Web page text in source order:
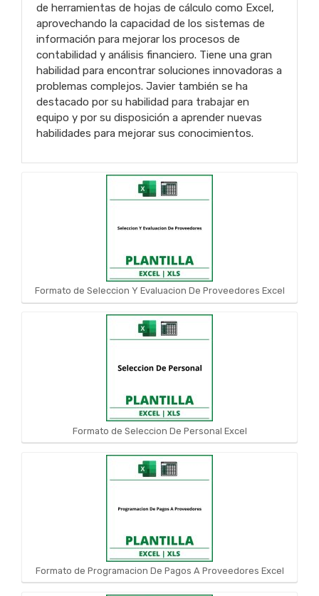
de herramientas de hojas de cálculo como Excel,
aprovechando la capacidad de los sistemas de
información para mejorar los procesos de
contabilidad y análisis financiero. Tiene una gran
habilidad para encontrar soluciones innovadoras a
problemas complejos. Javier también se ha
destacado por su habilidad para trabajar en
equipo y por su disposición a aprender nuevas
habilidades para mejorar sus conocimientos.
Formato de Seleccion Y Evaluacion De Proveedores Excel
Formato de Seleccion De Personal Excel
Formato de Programacion De Pagos A Proveedores Excel